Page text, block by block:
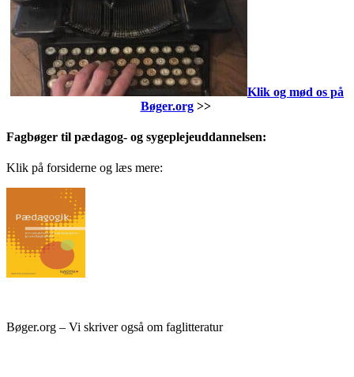
Klik og mød os på
Bøger.org>>
Fagbøger til pædagog- og sygeplejeuddannelsen:
Klik på forsiderne og læs mere:
Bøger.org – Vi skriver også om faglitteratur